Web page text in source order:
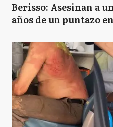
Berisso: Asesinan a
años de un puntazo